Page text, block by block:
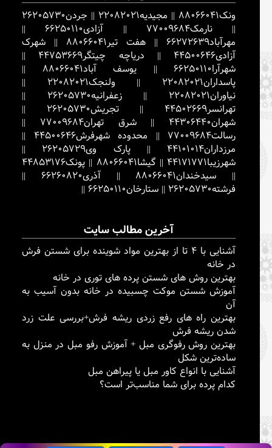
ونک88066041
|| مجیدیه22082021
|| جردن26205730
||نارمک77009684
|| آزادی66250110
||
مهرآباد66272639
|| هفت تیر88066041
|| شهرک
آزادی44500646
|| دریاچه چیتگر44753669
||
شهرآرا66250110
|| یوسف آباد88066041
||
پاسداران22082021
|| ولنجک22082021
||
نیاوران22082021
||زعفرانیه26205730
||
تهرانسر44502669
||تجریش26205730
||
شهران44306440
||شرق تهران77009684
||
رسالت77009684
|| محدوده شهرفرش44500646
||
مرزداران44101014
||پارک وی26205729
||
شهرزیبا44171771
|| گیشا88066041
|| پونک44853176
|| سیدخندان88066041
||آذری66260820
||
فرشته26205730
|| ستارخان66250110
||
آخرین مطالب سایت
آشنایی با ۴ تا از بهترین مواد شوینده برای شستن فرش
در خانه
بهترین روش های شستن پرده های توری در خانه
آموزش شستن موکت چسبیده در خانه بدون آسیب به
آن
بهترین راه های رفع زردی ریشه فرش+بررسی علت زرد
شدن ریشه فرش
بهترین روش رفوگری مبل + آموزش رفو مبل در منزل به
ساده‌ترین شکل
آشنایی با انواع کاور مبل یا پیراهن مبل
کدام پرده برای شما مناسب‌تر است؟